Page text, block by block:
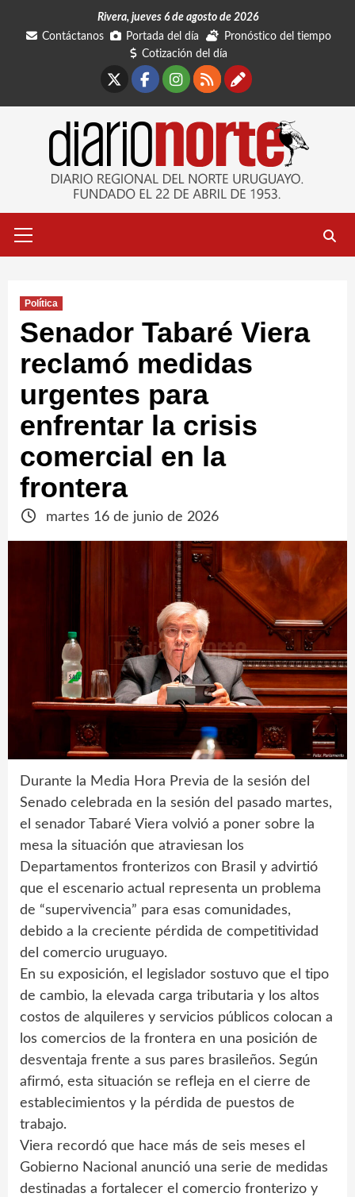
Rivera, jueves 6 de agosto de 2026
Contáctanos
Portada del día
Pronóstico del tiempo
Cotización del día
Facebook
Instagram
RSSContáctanos
primario
Política
Senador Tabaré Viera
reclamó medidas
urgentes para
enfrentar la crisis
comercial en la
frontera
martes 16 de junio de 2026
Durante la Media Hora Previa de la sesión del
Senado celebrada en la sesión del pasado martes,
el senador Tabaré Viera volvió a poner sobre la
mesa la situación que atraviesan los
Departamentos fronterizos con Brasil y advirtió
que el escenario actual representa un problema
de “supervivencia” para esas comunidades,
debido a la creciente pérdida de competitividad
del comercio uruguayo.
En su exposición, el legislador sostuvo que el tipo
de cambio, la elevada carga tributaria y los altos
costos de alquileres y servicios públicos colocan a
los comercios de la frontera en una posición de
desventaja frente a sus pares brasileños. Según
afirmó, esta situación se refleja en el cierre de
establecimientos y la pérdida de puestos de
trabajo.
Viera recordó que hace más de seis meses el
Gobierno Nacional anunció una serie de medidas
destinadas a fortalecer el comercio fronterizo y